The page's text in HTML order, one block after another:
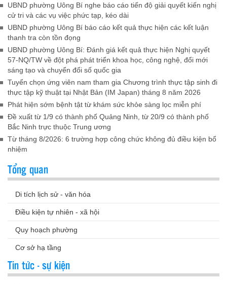
UBND phường Uông Bí nghe báo cáo tiến độ giải quyết kiến nghị
cử tri và các vụ việc phức tạp, kéo dài
UBND phường Uông Bí báo cáo kết quả thực hiện các kết luận
thanh tra còn tồn đọng
UBND phường Uông Bí: Đánh giá kết quả thực hiện Nghị quyết
57-NQ/TW về đột phá phát triển khoa học, công nghệ, đổi mới
sáng tạo và chuyển đổi số quốc gia
Tuyển chọn ứng viên nam tham gia Chương trình thực tập sinh đi
thực tập kỹ thuật tại Nhật Bản (IM Japan) tháng 8 năm 2026
Phát hiện sớm bệnh tật từ khám sức khỏe sàng lọc miễn phí
Đề xuất từ 1/9 có thành phố Quảng Ninh, từ 20/9 có thành phố
Bắc Ninh trực thuộc Trung ương
Từ tháng 8/2026: 6 trường hợp công chức không đủ điều kiện bổ
nhiệm
Tổng quan
Di tích lịch sử - văn hóa
Điều kiện tự nhiên - xã hội
Quy hoạch phường
Cơ sở hạ tầng
Tin tức - sự kiện